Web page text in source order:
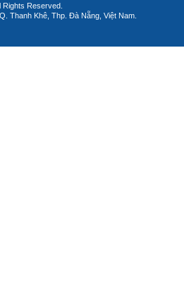
Reserved.
Thanh Khê, Thp. Đà Nẵng, Việt Nam.